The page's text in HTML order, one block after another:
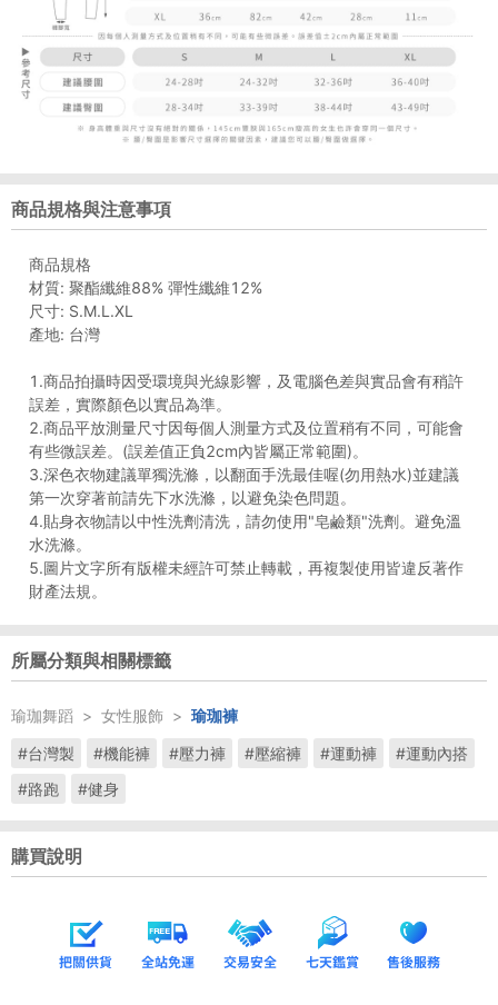
商品規格與注意事項
商品規格
材質: 聚酯纖維88% 彈性纖維12%
尺寸: S.M.L.XL
產地: 台灣
1.商品拍攝時因受環境與光線影響，及電腦色差與實品會有稍許
誤差，實際顏色以實品為準。
2.商品平放測量尺寸因每個人測量方式及位置稍有不同，可能會
有些微誤差。(誤差值正負2cm內皆屬正常範圍)。
3.深色衣物建議單獨洗滌，以翻面手洗最佳喔(勿用熱水)並建議
第一次穿著前請先下水洗滌，以避免染色問題。
4.貼身衣物請以中性洗劑清洗，請勿使用"皂鹼類"洗劑。避免溫
水洗滌。
5.圖片文字所有版權未經許可禁止轉載，再複製使用皆違反著作
財產法規。
所屬分類與相關標籤
瑜珈舞蹈 > 女性服飾 > 瑜珈褲
#台灣製
#機能褲 #壓力褲 #壓縮褲 #運動褲
#運動內搭
#路跑
#健身
購買說明